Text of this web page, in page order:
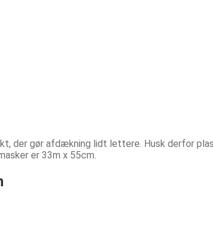
der gør afdækning lidt lettere. Husk derfor
er 33m x 55cm.